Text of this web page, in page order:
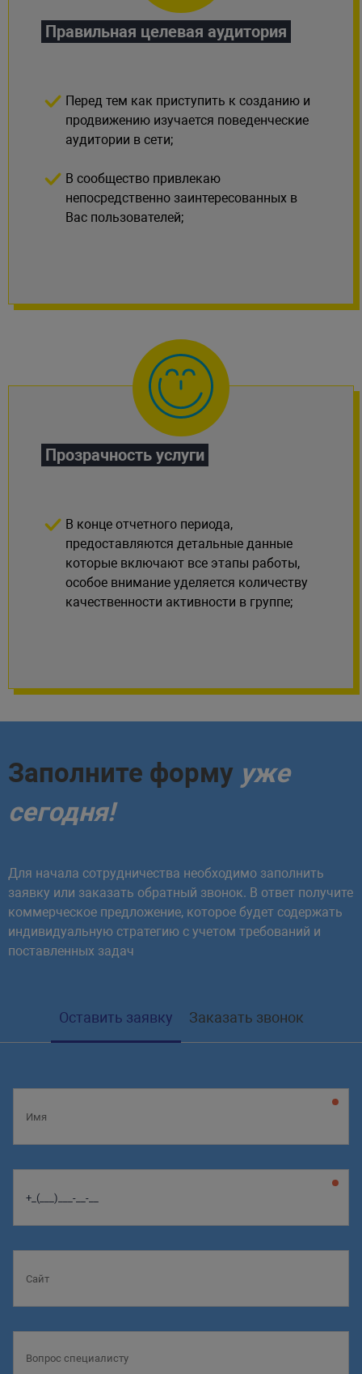
Правильная целевая аудитория
Перед тем как приступить к созданию и
продвижению изучается поведенческие
аудитории в сети;
В сообщество привлекаю
непосредственно заинтересованных в
Вас пользователей;
Прозрачность услуги
В конце отчетного периода,
предоставляются детальные данные
которые включают все этапы работы,
особое внимание уделяется количеству
качественности активности в группе;
Заполните форму уже
сегодня!
Для начала сотрудничества необходимо заполнить
заявку или заказать обратный звонок. В ответ получите
коммерческое предложение, которое будет содержать
индивидуальную стратегию с учетом требований и
поставленных задач
Оставить заявку Заказать звонок